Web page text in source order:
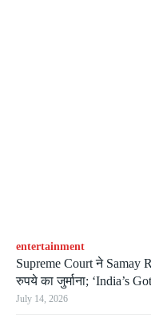
entertainment
Supreme Court ने Samay
रुपये का जुर्माना; ‘India’s
July 14, 2026